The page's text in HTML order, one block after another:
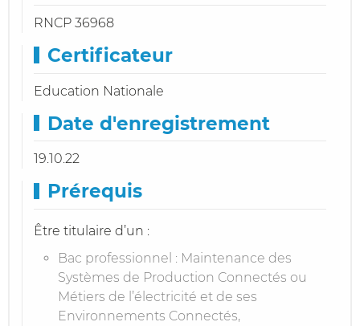
RNCP 36968
Certificateur
Education Nationale
Date d'enregistrement
19.10.22
Prérequis
Être titulaire d’un :
Bac professionnel : Maintenance des
Systèmes de Production Connectés ou
Métiers de l’électricité et de ses
Environnements Connectés,